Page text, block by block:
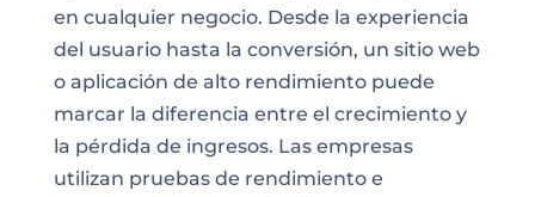
en cualquier negocio. Desde la experiencia
del usuario hasta la conversión, un sitio web
o aplicación de alto rendimiento puede
marcar la diferencia entre el crecimiento y
la pérdida de ingresos. Las empresas
utilizan pruebas de rendimiento e